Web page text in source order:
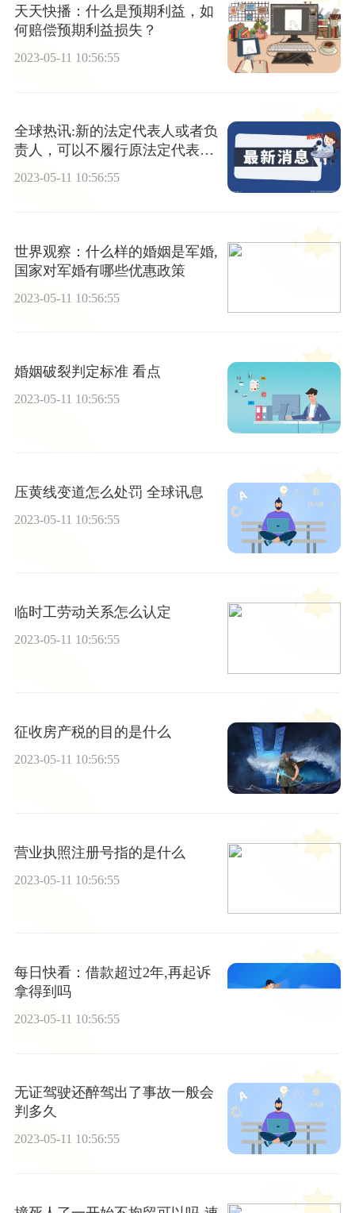
天天快播：什么是预期利益，如
何赔偿预期利益损失？
2023-05-11 10:56:55
全球热讯:新的法定代表人或者负
责人，可以不履行原法定代表
人、负责人签订的合同吗？
2023-05-11 10:56:55
世界观察：什么样的婚姻是军婚,
国家对军婚有哪些优惠政策
2023-05-11 10:56:55
婚姻破裂判定标准 看点
2023-05-11 10:56:55
压黄线变道怎么处罚 全球讯息
2023-05-11 10:56:55
临时工劳动关系怎么认定
2023-05-11 10:56:55
征收房产税的目的是什么
2023-05-11 10:56:55
营业执照注册号指的是什么
2023-05-11 10:56:55
每日快看：借款超过2年,再起诉
拿得到吗
2023-05-11 10:56:55
无证驾驶还醉驾出了事故一般会
判多久
2023-05-11 10:56:55